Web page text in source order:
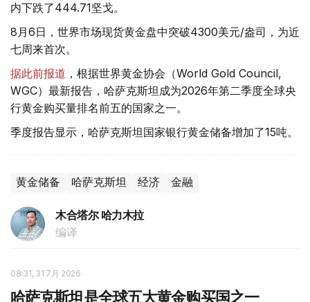
内下跌了444.71坚戈。
8月6日，世界市场现货黄金盘中突破4300美元/盎司，为近
七周来首次。
据此前报道 ，根据世界黄金协会（World Gold Council,
WGC）最新报告，哈萨克斯坦成为2026年第二季度全球央
行黄金购买量排名前五的国家之一。
季度报告显示，哈萨克斯坦国家银行黄金储备增加了15吨。
黄金储备 哈萨克斯坦 经济 金融
木合塔尔 哈力木拉
编译
08:31, 31 7月 2026
哈萨克斯坦是全球五大黄金购买国之一